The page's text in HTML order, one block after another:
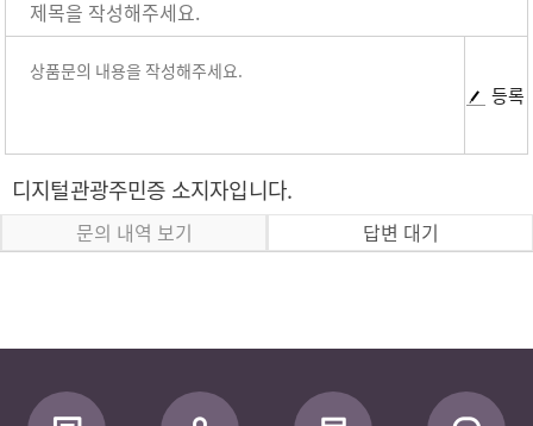
등록
디지털관광주민증 소지자입니다.
문의 내역 보기 답변 대기